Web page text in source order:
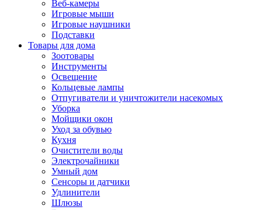
Веб-камеры
Игровые мыши
Игровые наушники
Подставки
Товары для дома
Зоотовары
Инструменты
Освещение
Кольцевые лампы
Отпугиватели и уничтожители насекомых
Уборка
Мойщики окон
Уход за обувью
Кухня
Очистители воды
Электрочайники
Умный дом
Сенсоры и датчики
Удлинители
Шлюзы